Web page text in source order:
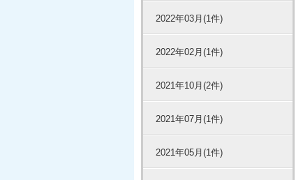
2022年03月(1件)
2022年02月(1件)
2021年10月(2件)
2021年07月(1件)
2021年05月(1件)